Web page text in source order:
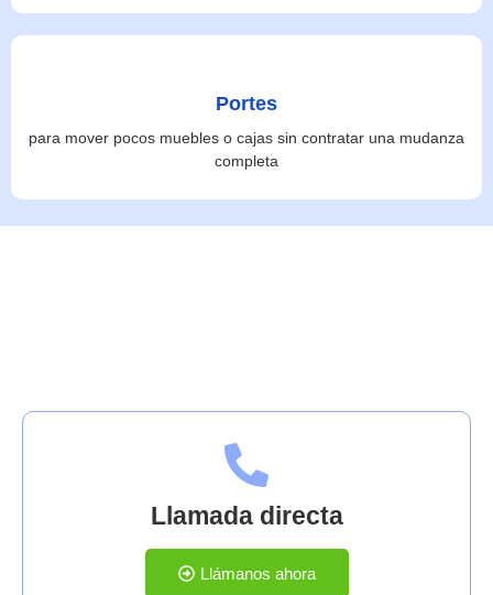
Portes
para mover pocos muebles o cajas sin contratar una mudanza
completa
Llamada directa
Llámanos ahora